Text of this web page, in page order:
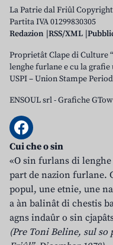
La Patrie dal Friûl
Partita IVA 01299830305
Redazion RSS/XML
Proprietât Clape di Culture
lenghe furlane e cu la grafie
USPI – Union Stampe
ENSOUL srl-Grafiche
Cui che o sin
«O sin furlans di
part de nazion furlane.
popul, une etnie, une
a àn balinât di chestis
agns indaûr o sin
(Pre Toni Beline, sul